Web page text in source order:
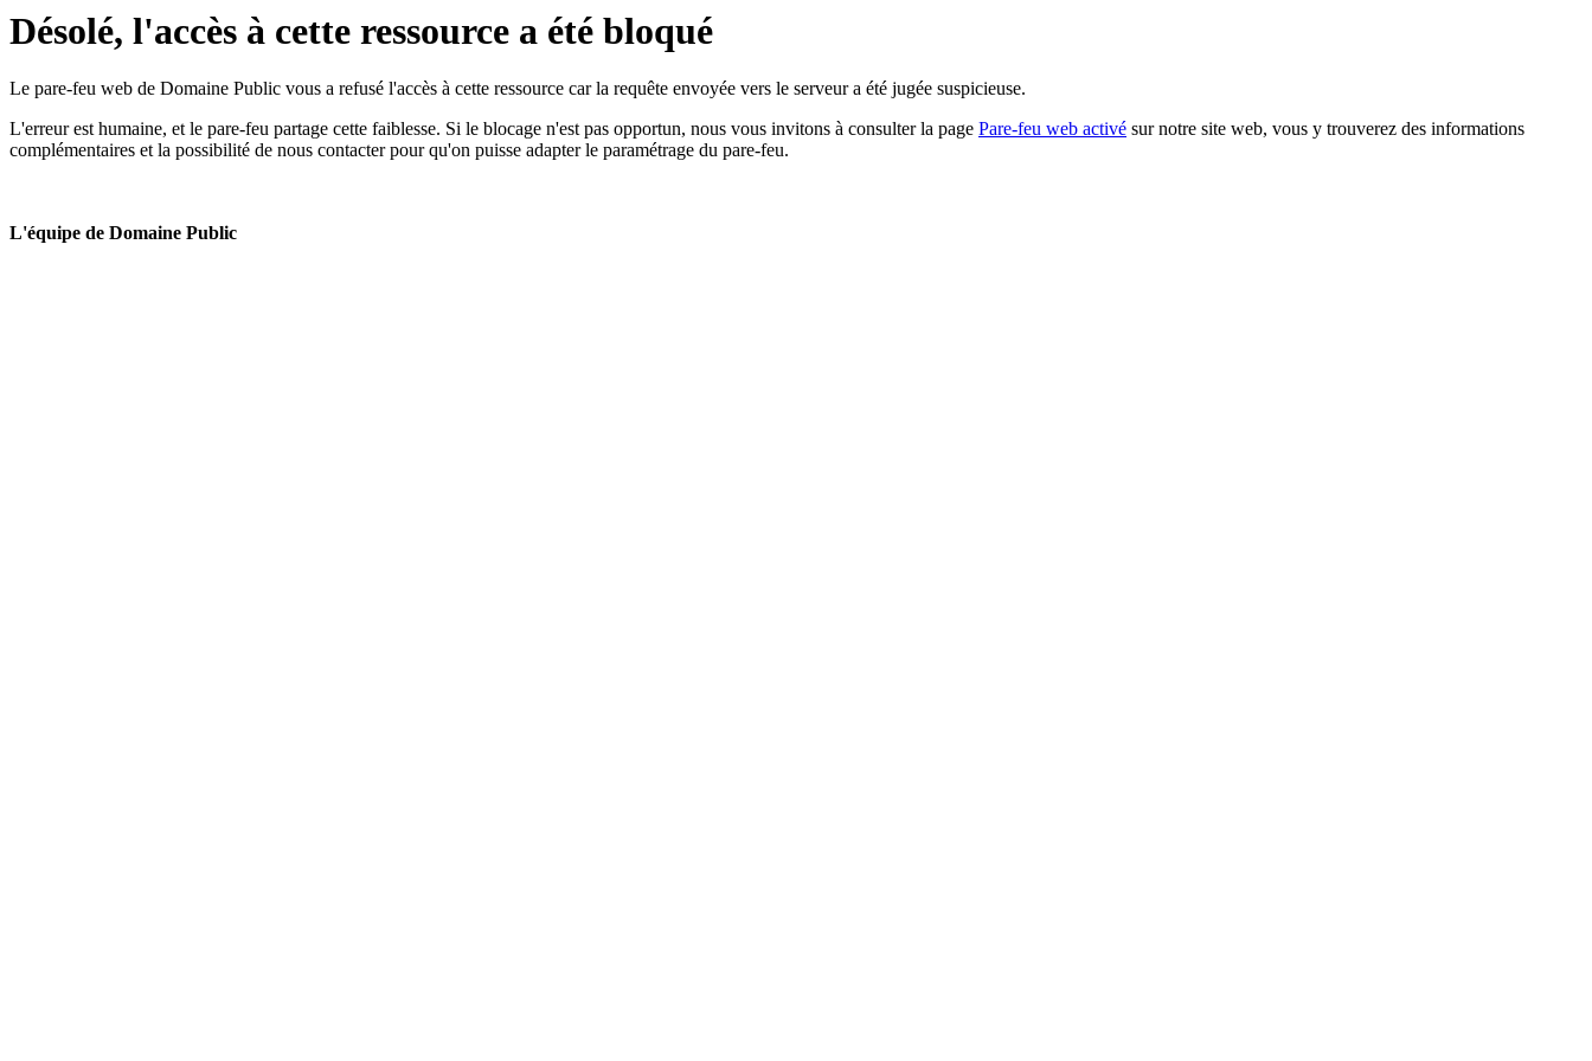
Désolé, l'accès à cette ressource a été bloqué
Le pare-feu web de Domaine Public vous a refusé l'accès à cette ressource car la requête envoyée vers le serveur a été jugée suspicieuse.
L'erreur est humaine, et le pare-feu partage cette faiblesse. Si le blocage n'est pas opportun, nous vous invitons à consulter la page Pare-feu web activé sur notre site web, vous y trouverez des informations
complémentaires et la possibilité de nous contacter pour qu'on puisse adapter le paramétrage du pare-feu.
L'équipe de Domaine Public